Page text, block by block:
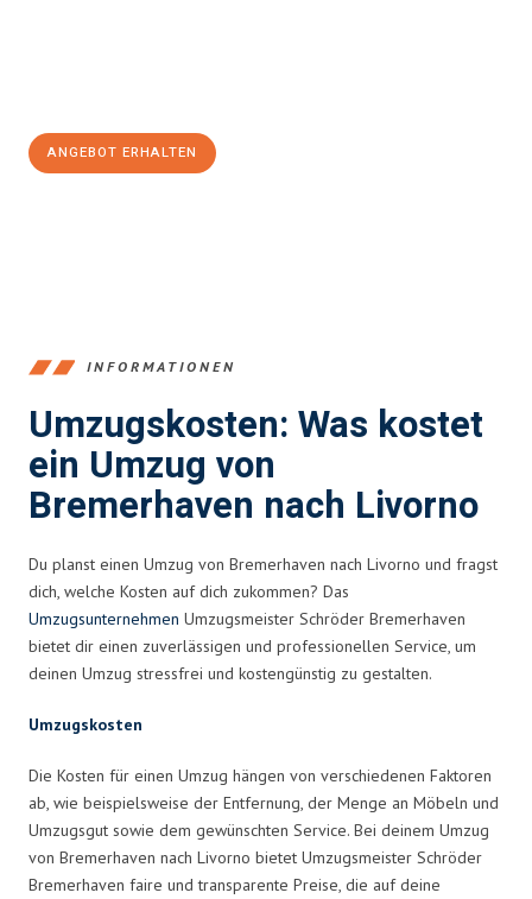
ANGEBOT ERHALTEN
INFORMATIONEN
Umzugskosten: Was kostet
ein Umzug von
Bremerhaven nach Livorno
Du planst einen Umzug von Bremerhaven nach Livorno und fragst
dich, welche Kosten auf dich zukommen? Das
Umzugsunternehmen Umzugsmeister Schröder Bremerhaven
bietet dir einen zuverlässigen und professionellen Service, um
deinen Umzug stressfrei und kostengünstig zu gestalten.
Umzugskosten
Die Kosten für einen Umzug hängen von verschiedenen Faktoren
ab, wie beispielsweise der Entfernung, der Menge an Möbeln und
Umzugsgut sowie dem gewünschten Service. Bei deinem Umzug
von Bremerhaven nach Livorno bietet Umzugsmeister Schröder
Bremerhaven faire und transparente Preise, die auf deine